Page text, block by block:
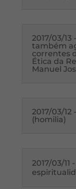
2017/03/13
também
correntes
Ética da
Manuel
2017/03/
(homilia)
2017/03/